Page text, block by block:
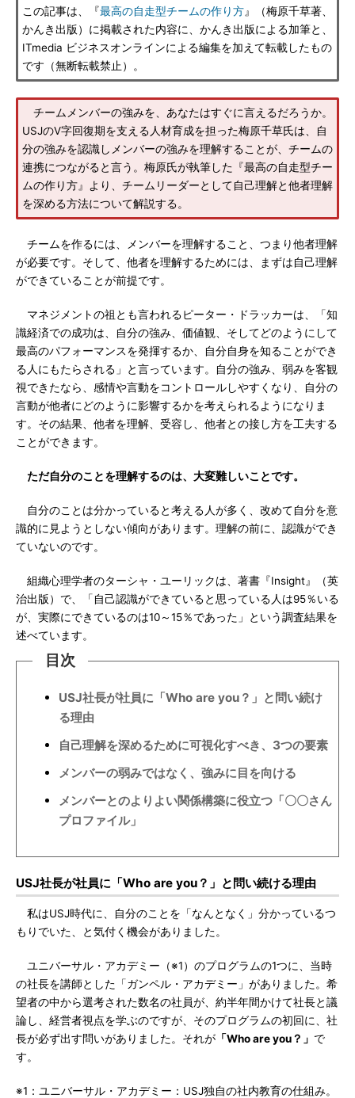
この記事は、『最高の自走型チームの作り方』（梅原千草著、
かんき出版）に掲載された内容に、かんき出版による加筆と、
ITmedia ビジネスオンラインによる編集を加えて転載したもの
です（無断転載禁止）。
チームメンバーの強みを、あなたはすぐに言えるだろうか。
USJのV字回復期を支える人材育成を担った梅原千草氏は、自
分の強みを認識しメンバーの強みを理解することが、チームの
連携につながると言う。梅原氏が執筆した『最高の自走型チー
ムの作り方』より、チームリーダーとして自己理解と他者理解
を深める方法について解説する。
チームを作るには、メンバーを理解すること、つまり他者理解
が必要です。そして、他者を理解するためには、まずは自己理解
ができていることが前提です。
マネジメントの祖とも言われるピーター・ドラッカーは、「知
識経済での成功は、自分の強み、価値観、そしてどのようにして
最高のパフォーマンスを発揮するか、自分自身を知ることができ
る人にもたらされる」と言っています。自分の強み、弱みを客観
視できたなら、感情や言動をコントロールしやすくなり、自分の
言動が他者にどのように影響するかを考えられるようになりま
す。その結果、他者を理解、受容し、他者との接し方を工夫する
ことができます。
ただ自分のことを理解するのは、大変難しいことです。
自分のことは分かっていると考える人が多く、改めて自分を意
識的に見ようとしない傾向があります。理解の前に、認識ができ
ていないのです。
組織心理学者のターシャ・ユーリックは、著書『Insight』（英
治出版）で、「自己認識ができていると思っている人は95％いる
が、実際にできているのは10～15％であった」という調査結果を
述べています。
目次
USJ社長が社員に「Who are you？」と問い続け
る理由
自己理解を深めるために可視化すべき、3つの要素
メンバーの弱みではなく、強みに目を向ける
メンバーとのよりよい関係構築に役立つ「〇〇さん
プロファイル」
USJ社長が社員に「Who are you？」と問い続ける理由
私はUSJ時代に、自分のことを「なんとなく」分かっているつ
もりでいた、と気付く機会がありました。
ユニバーサル・アカデミー（※1）のプログラムの1つに、当時
の社長を講師とした「ガンペル・アカデミー」がありました。希
望者の中から選考された数名の社員が、約半年間かけて社長と議
論し、経営者視点を学ぶのですが、そのプログラムの初回に、社
長が必ず出す問いがありました。それが 「Who are you？」 で
す。
※1：ユニバーサル・アカデミー：USJ独自の社内教育の仕組み。